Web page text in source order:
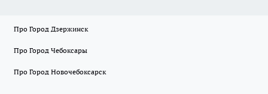
Про Город Дзержинск
Про Город Чебоксары
Про Город Новочебоксарск